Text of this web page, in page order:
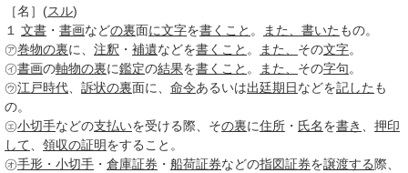
［名］ (スル)
１
文書 ・ 書画などの裏面に文字を書くこと 。 また、 書いた もの。
㋐巻物の裏に、 注釈 ・ 補遺などを書くこと 。 また、 その文字。
㋑書画の軸物の裏に鑑定の結果を書くこと 。 また、 その字句。
㋒江戸時代 訴状の裏面に、 命令あるいは出廷期日などを記した も
の。
㋓小切手などの支払いを受ける際、その裏に住所 ・ 氏名を書き
押印
して
領収の証明をすること。
㋔手形・小切手 ・ 倉庫証券 ・ 船荷証券などの指図証券を譲渡する際、